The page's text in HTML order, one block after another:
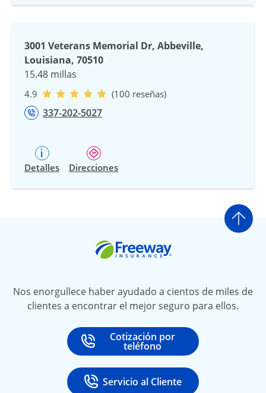
3001 Veterans Memorial Dr, Abbeville,
Louisiana, 70510
15.48 millas
4.9 (100 reseñas)
337-202-5027
Detalles Direcciones
Ir
Nos enorgullece haber ayudado a cientos de miles de
clientes a encontrar el mejor seguro para ellos.
Call
Cotización por
teléfono
at
Call
Servicio al Cliente
at 888-531-6720